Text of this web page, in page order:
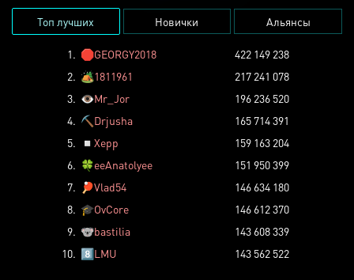
Топ лучших Новички Альянсы
1. 🛑GEORGY2018
422 149 238
2. 🏕️1811961
217 241 078
3. 👁️Mr_Jor
196 236 520
4. ⛏️ Drjusha
165 714 391
5.
◽ Xepp
159 163 204
6. 🍀eeAnatolyee
151 950 399
7.
🏓Vlad54
146 634 180
8. 🎓OvCore
146 612 370
9. 🐨bastilia
143 608 339
10. 8️⃣LMU 143 562 522